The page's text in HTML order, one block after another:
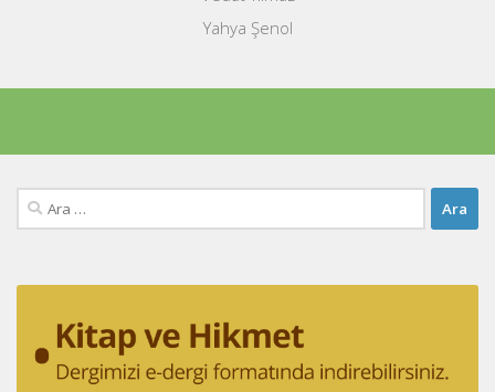
Yahya Şenol
Arama: